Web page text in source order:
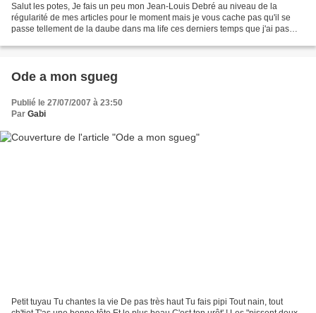
Salut les potes, Je fais un peu mon Jean-Louis Debré au niveau de la
régularité de mes articles pour le moment mais je vous cache pas qu'il se
passe tellement de la daube dans ma life ces derniers temps que j'ai pas
Ode a mon sgueg
Publié le 27/07/2007 à 23:50
Par Gabi
Petit tuyau Tu chantes la vie De pas très haut Tu fais pipi Tout nain, tout